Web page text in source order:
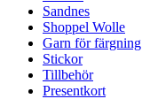
Sandnes
Shoppel Wolle
Garn för färgning
Stickor
Tillbehör
Presentkort